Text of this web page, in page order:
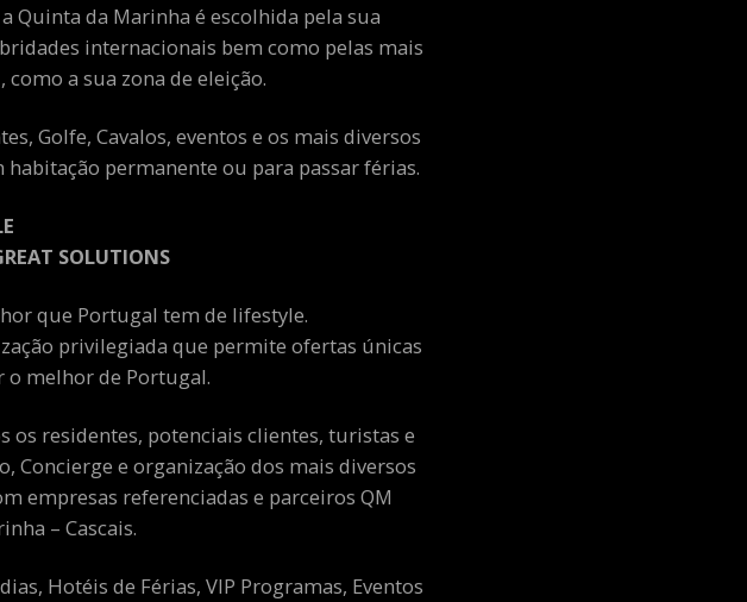
Quinta da Marinha é escolhida pela sua
internacionais bem como pelas mais
a sua zona de eleição.
Golfe, Cavalos, eventos e os mais diversos
permanente ou para passar férias.
SOLUTIONS
que Portugal tem de lifestyle.
privilegiada que permite ofertas únicas
o melhor de Portugal.
os residentes, potenciais clientes, turistas e
Concierge e organização dos mais diversos
empresas referenciadas e parceiros QM
– Cascais.
Hotéis de Férias, VIP Programas, Eventos